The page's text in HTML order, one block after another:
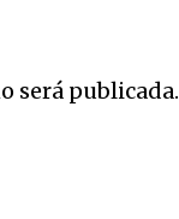
será publicada.